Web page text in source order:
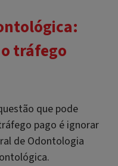
tráfego
que pode
pago é ignorar
de Odontologia